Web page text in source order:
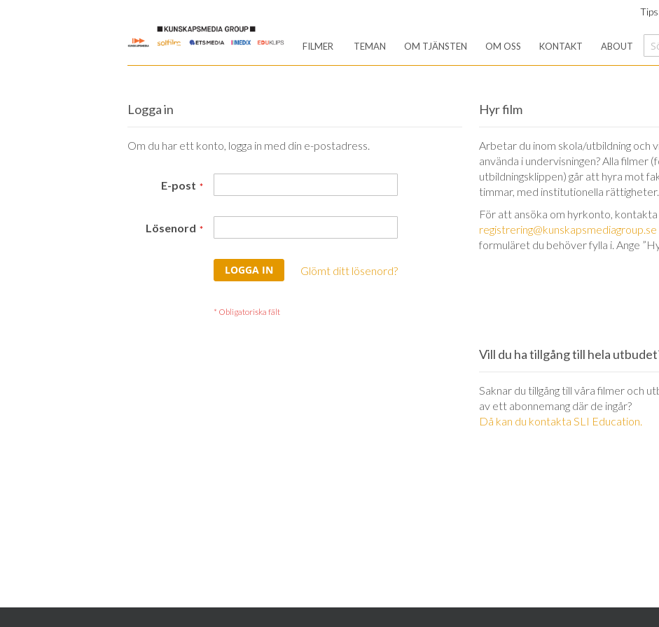
Content
FILMER TEMAN OM TJÄNSTEN OM OSS KONTAKT ABOUT
Logga in
Om du har ett konto, logga in med din e-postadress.
E-post
Lösenord
LOGGA IN Glömt ditt lösenord?
Hyr film
Arbetar du inom skola/utbildning och
använda i undervisningen? Alla filmer
utbildningsklippen) går att hyra mot
timmar, med institutionella rättigheter.
För att ansöka om hyrkonto, kontakta
registrering@kunskapsmediagroup.se
formuläret du behöver fylla i. Ange
Vill du ha tillgång till hela
Saknar du tillgång till våra filmer och
av ett abonnemang där de ingår?
Då kan du kontakta SLI Education.